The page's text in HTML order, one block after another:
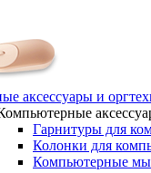
аксессуары и
Гарнитуры для
Колонки для
Компьютерные